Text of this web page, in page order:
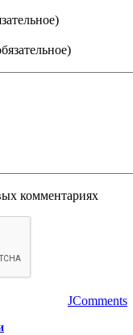
комментариях
JComments